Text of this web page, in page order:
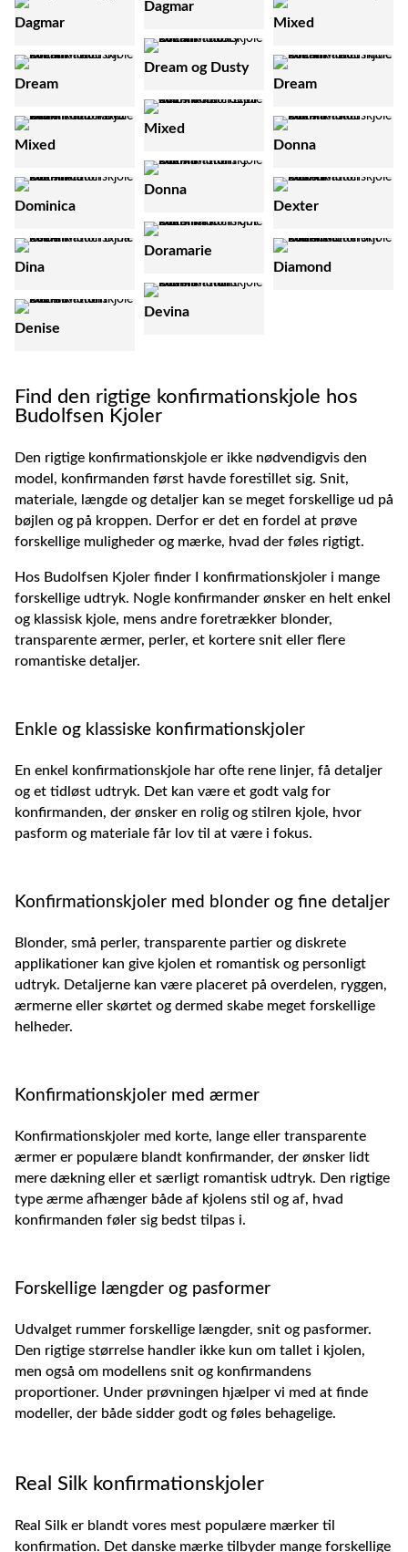
Dagmar
Dagmar
Mixed
Dream og Dusty
Dream
Dream
Mixed
Mixed
Donna
Donna
Dominica
Dexter
Doramarie
Dina
Diamond
Devina
Denise
Find den rigtige konfirmationskjole hos
Budolfsen Kjoler
Den rigtige konfirmationskjole er ikke nødvendigvis den
model, konfirmanden først havde forestillet sig. Snit,
materiale, længde og detaljer kan se meget forskellige ud på
bøjlen og på kroppen. Derfor er det en fordel at prøve
forskellige muligheder og mærke, hvad der føles rigtigt.
Hos Budolfsen Kjoler finder I konfirmationskjoler i mange
forskellige udtryk. Nogle konfirmander ønsker en helt enkel
og klassisk kjole, mens andre foretrækker blonder,
transparente ærmer, perler, et kortere snit eller flere
romantiske detaljer.
Enkle og klassiske konfirmationskjoler
En enkel konfirmationskjole har ofte rene linjer, få detaljer
og et tidløst udtryk. Det kan være et godt valg for
konfirmanden, der ønsker en rolig og stilren kjole, hvor
pasform og materiale får lov til at være i fokus.
Konfirmationskjoler med blonder og fine detaljer
Blonder, små perler, transparente partier og diskrete
applikationer kan give kjolen et romantisk og personligt
udtryk. Detaljerne kan være placeret på overdelen, ryggen,
ærmerne eller skørtet og dermed skabe meget forskellige
helheder.
Konfirmationskjoler med ærmer
Konfirmationskjoler med korte, lange eller transparente
ærmer er populære blandt konfirmander, der ønsker lidt
mere dækning eller et særligt romantisk udtryk. Den rigtige
type ærme afhænger både af kjolens stil og af, hvad
konfirmanden føler sig bedst tilpas i.
Forskellige længder og pasformer
Udvalget rummer forskellige længder, snit og pasformer.
Den rigtige størrelse handler ikke kun om tallet i kjolen,
men også om modellens snit og konfirmandens
proportioner. Under prøvningen hjælper vi med at finde
modeller, der både sidder godt og føles behagelige.
Real Silk konfirmationskjoler
Real Silk er blandt vores mest populære mærker til
konfirmation. Det danske mærke tilbyder mange forskellige